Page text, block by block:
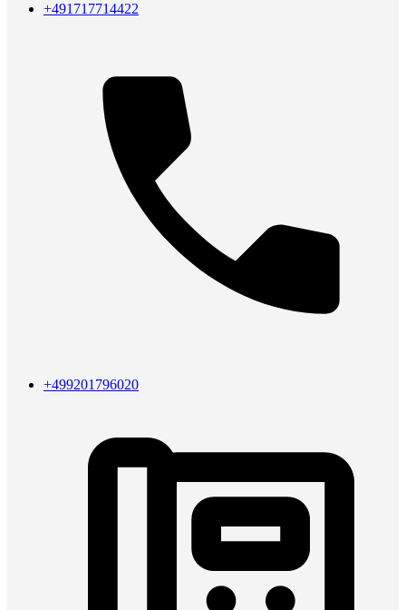
+491717714422
+499201796020